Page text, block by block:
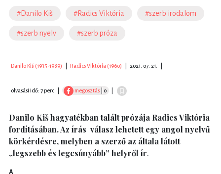
#Danilo Kiš #Radics Viktória #szerb irodalom
#szerb nyelv #szerb próza
Danilo Kiš (1935-1989) Radics Viktória (1960) 2021. 07. 21.
olvasási idő: 7 perc megosztás | 0
Danilo Kiš hagyatékban talált prózája Radics Viktória
fordításában. Az írás válasz lehetett egy angol nyelvű
körkérdésre, melyben a szerző az általa látott
„legszebb és legcsúnyább” helyről ír.
A